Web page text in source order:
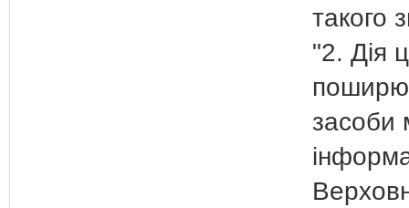
такого
"2. Дія
засоби